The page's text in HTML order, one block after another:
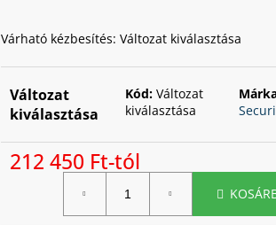
Várható kézbesítés: Változat kiválasztása
Változat
kiválasztása
Kód: Változat
kiválasztása
212 450 Ft-tól